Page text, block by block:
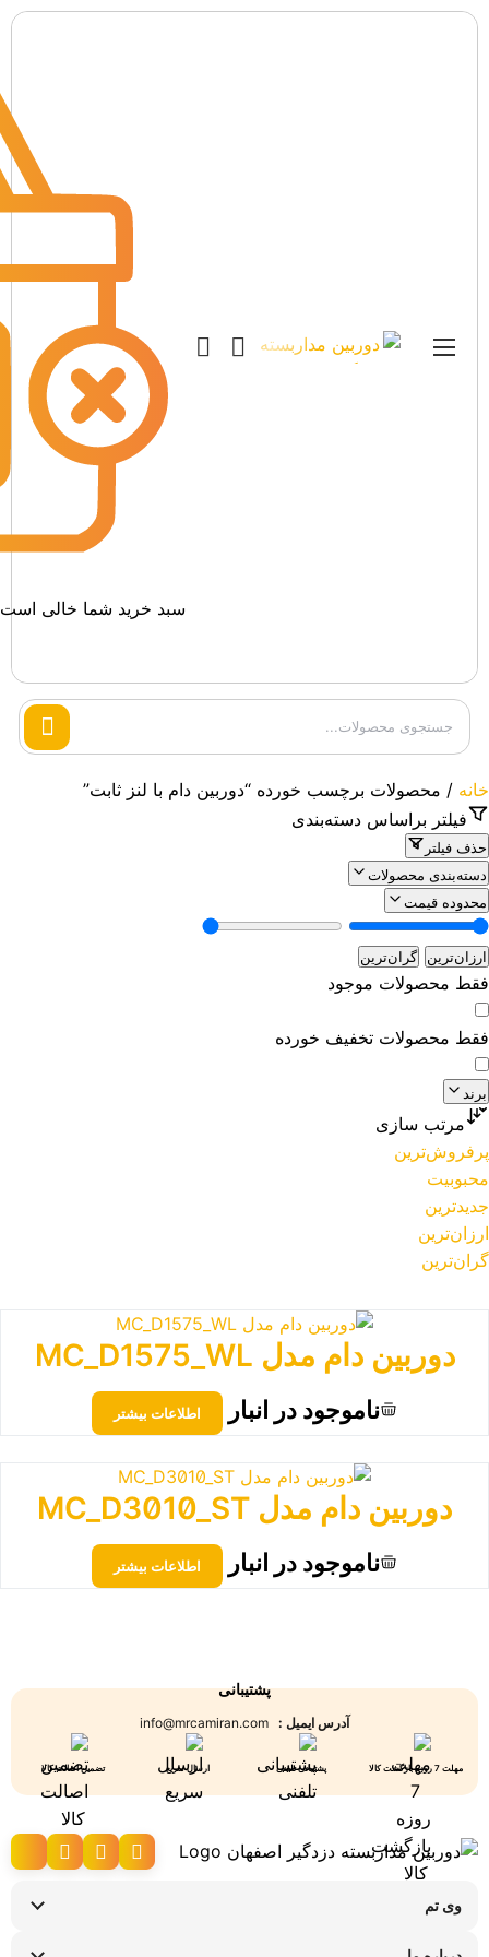
سبد خرید شما خالی
Search
خانه / محصولات برچسب خورده “دوربین دام با لنز ثابت”
فیلتر براساس دسته‌بندی
حذف فیلتر
دسته‌بندی محصولات
محدوده قیمت
ارزان‌ترین گران‌ترین
فقط محصولات موجود
فقط محصولات تخفیف خورده
برند
مرتب سازی
پرفروش‌ترین
محبوبیت
جدیدترین
ارزان‌ترین
گران‌ترین
دوربین دام مدل MC_D1575_WL
ناموجود در انبار اطلاعات بیشتر
دوربین دام مدل MC_D3010_ST
ناموجود در انبار اطلاعات بیشتر
پشتیبانی
آدرس ایمیل :
مهلت 7 روزه بازگشت کالا پشتیبانی تلفنی ارسال سریع تضمین اصالت کالا
وی تم